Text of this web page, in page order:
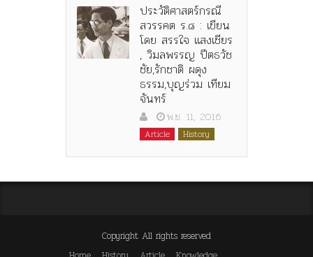
ประวัติศาสตร์กรณี
สวรรคต ร.๘ : เขียน
โดย สรรใจ แสงเชียร
, วิมลพรรญ ปีตธวัช
ชัย,รักชาติ ผดุง
ธรรม,บุญร่วม เทียม
จันทร์
พ.ย. 11, 2016
Article History
Copyright All rights reserved